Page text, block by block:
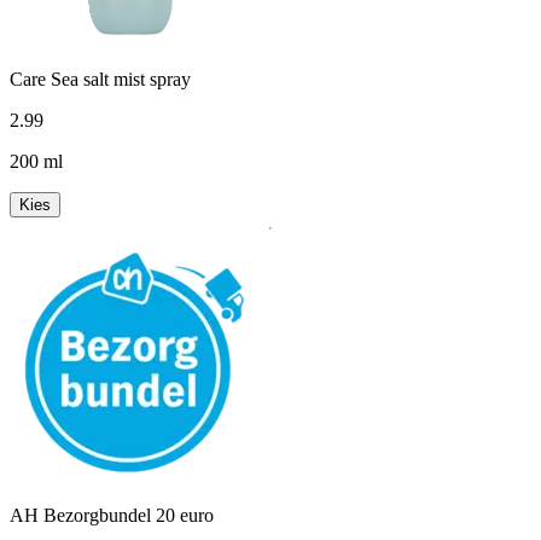
Care Sea salt mist spray
2.99
200 ml
Kies
AH Bezorgbundel 20 euro